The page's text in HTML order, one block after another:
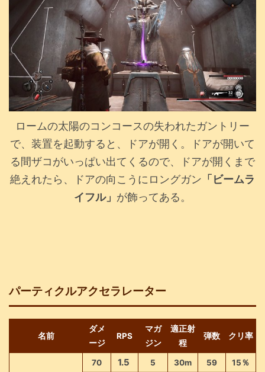
ロームの太陽のコンコースの失われたガントリー
で、装置を起動すると、ドアが開く。ドアが開いて
る間ザコがいっぱい出てくるので、ドアが開くまで
絶えれたら、ドアの向こうにロングガン 「ビームラ
イフル」 が飾ってある。
パーティクルアクセラレーター
名前
ダメ
ージ
RPS
マガ
ジン
適正射
程
弾数 クリ率
70 1.5 5 30m 59 15％